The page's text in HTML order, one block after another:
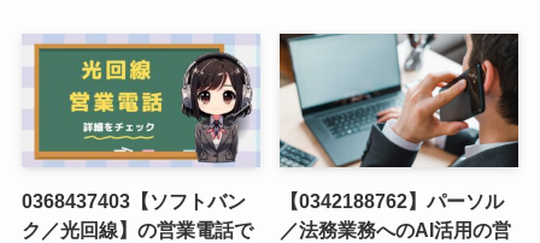
0368437403【ソフトバン
ク／光回線】の営業電話で
【0342188762】パーソル
／法務業務へのAI活用の営